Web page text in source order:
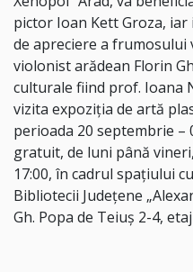
pictor Ioan Kett Groza,
de apreciere a
violonist arădean Florin
culturale fiind prof. Ioana
vizita expoziția de artă
perioada 20 septembrie –
gratuit, de luni până
17:00, în cadrul spațiului
Bibliotecii Județene
Gh. Popa de Teiuș 2-4,